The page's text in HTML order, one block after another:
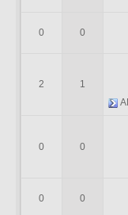
0
0
1
2
0
0
0
0